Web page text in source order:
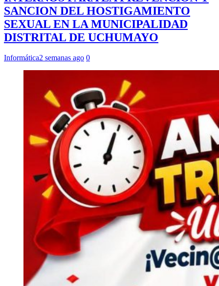
SANCION DEL HOSTIGAMIENTO
SEXUAL EN LA MUNICIPALIDAD
DISTRITAL DE UCHUMAYO
Informática2 semanas ago 0